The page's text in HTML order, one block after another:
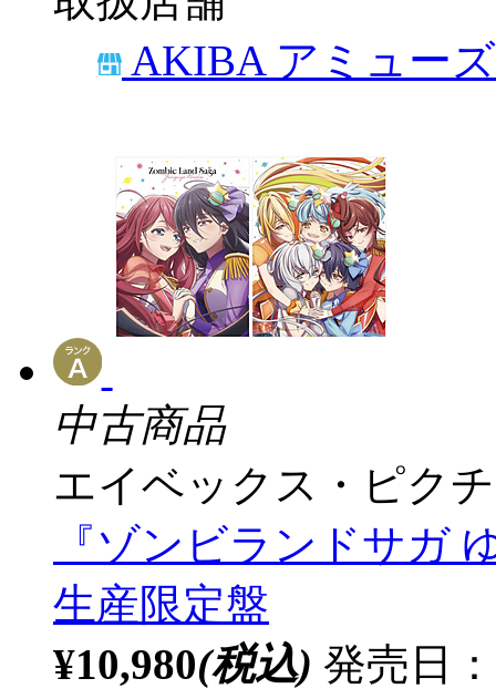
AKIBA アミュー
中古商品
エイベックス・ピク
『ゾンビランドサガ
生産限定盤
¥10,980(税込) 発売日